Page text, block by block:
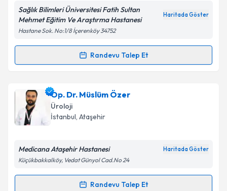
Sağlık Bilimleri Üniversitesi Fatih Sultan
Mehmet Eğitim Ve Araştırma Hastanesi
Haritada Göster
Hastane Sok. No:1/8 İçerenköy 34752
Randevu Talep Et
Randevu Takvimi Talebi
Doç. Dr. Tuncay Toprakiçin randevu takvimi talebi
oluşturun. Size bu uzmandan randevu almanız için bir
takvim hazırlandığında e-posta ile bilgilendireceğiz.
Kişisel verilerimin işlenmesine ilişkin
Op. Dr. Müslüm Özer
Üroloji
İstanbul, Ataşehir
Medicana Ataşehir Hastanesi Haritada Göster
Küçükbakkalköy, Vedat Günyol Cad.No 24
Randevu Talep Et